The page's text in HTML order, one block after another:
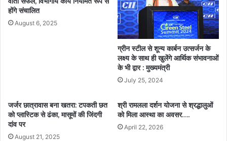
होंगे संचालित
August 6, 2025
ग्रीन स्टील से शून्य कार्बन उत्सर्जन के
लक्ष्य के साथ ही खुलेंगे आर्थिक संभावनाओं
के भी द्वार : मुख्यमंत्री
July 25, 2024
जर्जर छात्रावास बना खतरा: टपकती छत
को प्लास्टिक से ढंका, मासूमों की जिंदगी
दांव पर
August 21, 2025
श्री रामलला दर्शन योजना से श्रद्धालुओं
को मिला आस्था का अवसर….
April 22, 2026